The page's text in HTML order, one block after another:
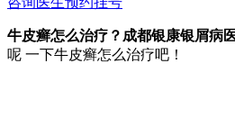
牛皮癣怎么治疗？成都银康银屑病
呢 一下牛皮癣怎么治疗吧！